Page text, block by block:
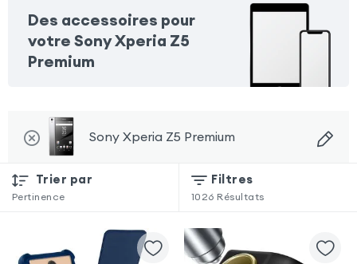
Des accessoires pour
votre Sony Xperia Z5
Premium
Sony Xperia Z5 Premium
Trier par
Pertinence
Filtres
1026 Résultats